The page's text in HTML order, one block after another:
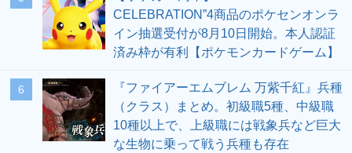
CELEBRATION”4商品のポケセンオンラ
イン抽選受付が8月10日開始。本人認証
済み枠が有利【ポケモンカードゲーム】
6
『ファイアーエムブレム 万紫千紅』兵種
（クラス）まとめ。初級職5種、中級職
10種以上で、上級職には戦象兵など巨大
な生物に乗って戦う兵種も存在